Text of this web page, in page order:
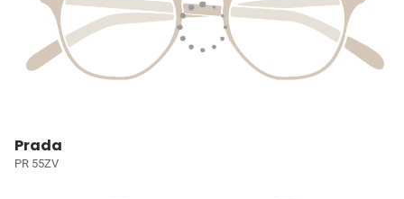
Prada
PR 55ZV